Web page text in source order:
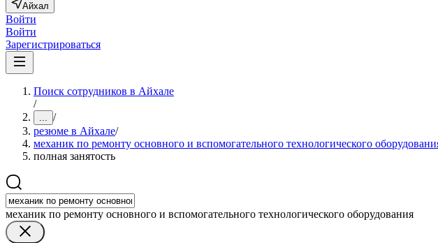
Айхал
Войти
Войти
Зарегистрироваться
Поиск сотрудников в Айхале
/
... /
резюме в Айхале/
механик по ремонту основного и вспомогательного технологического
полная занятость
механик по ремонту основного и вспомогательного технологического оборудования